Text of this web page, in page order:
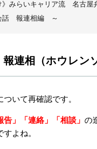
》みらいキャリア流 名古
話 報連相編 ～
報連相（ホウレン
ついて再確認です。
告」「連絡」「相談」 の
よね。